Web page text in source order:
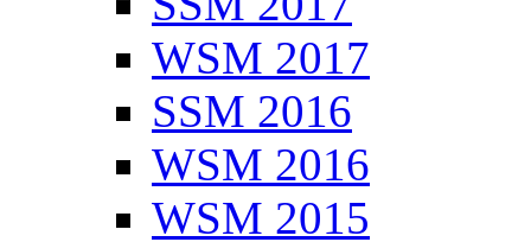
WSM 2017
SSM 2016
WSM 2016
WSM 2015